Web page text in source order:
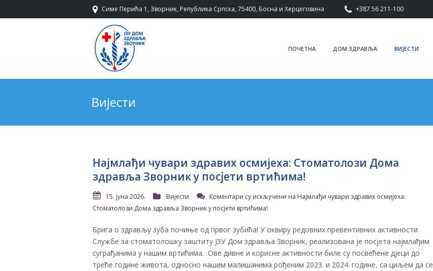
Симе Перића 1, Зворник, Република Српска, 75400, Босна и Херцеговина +387 56 211-100
ПОЧЕТНА ДОМ ЗДРАВЉА ВИЈЕСТИ
Вијести
Најмлађи чувари здравих осмијеха: Стоматолози Дома
здравља Зворник у посјети вртићима!
15. јуна 2026. Вијести Коментари су искључени на Најмлађи чувари здравих осмијеха:
Стоматолози Дома здравља Зворник у посјети вртићима!
Брига о здрављу зуба почиње од првог зубића! У оквиру редовних превентивних активности
Службе за стоматолошку заштиту ЈЗУ Дом здравља Зворник, реализована је посјета најмлађим
суграђанима у нашим вртићима. ​ Ове дивне и корисне активности биле су посвећене дјеци до
треће године живота, односно нашим малишанима рођеним 2023. и 2024. године, са циљем да се